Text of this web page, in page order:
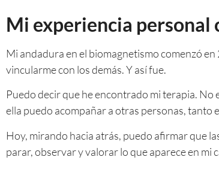
Mi experiencia personal
Mi andadura en el biomagnetismo comenzó
vincularme con los demás. Y así fue.
Puedo decir que he encontrado mi terapia.
ella puedo acompañar a otras personas, tanto
Hoy, mirando hacia atrás, puedo afirmar que
parar, observar y valorar lo que aparece en mi